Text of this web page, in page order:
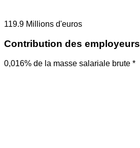
119.9 Millions d'euros
Contribution des employeurs
0,016% de la masse salariale brute *